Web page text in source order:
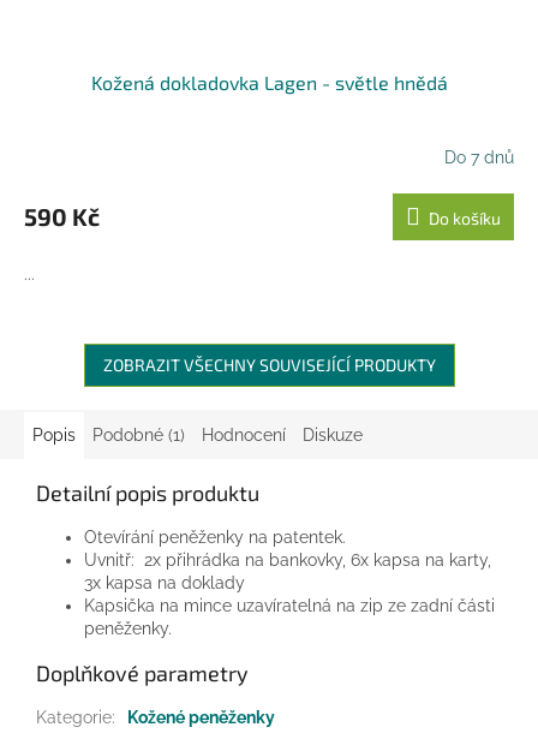
Kožená dokladovka Lagen - světle hnědá
Do 7 dnů
590 Kč Do košíku
...
ZOBRAZIT VŠECHNY SOUVISEJÍCÍ PRODUKTY
Popis Podobné (1) Hodnocení Diskuze
Detailní popis produktu
Otevírání peněženky na patentek.
Uvnitř: 2x přihrádka na bankovky, 6x kapsa na karty,
3x kapsa na doklady
Kapsička na mince uzavíratelná na zip ze zadní části
peněženky.
Doplňkové parametry
Kategorie:
Kožené peněženky